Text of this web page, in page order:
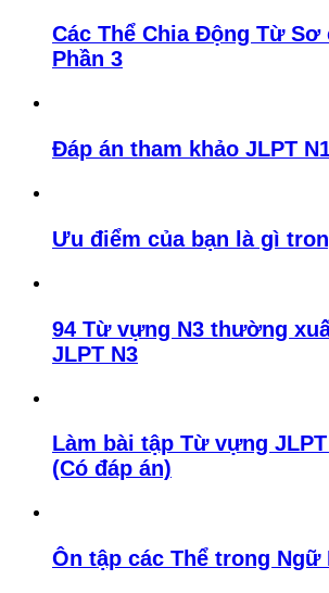
Các Thể Chia Động Từ Sơ
Phần 3
Đáp án tham khảo JLPT
Ưu điểm của bạn là gì
94 Từ vựng N3 thường
JLPT N3
Làm bài tập Từ vựng
(Có đáp án)
Ôn tập các Thể trong Ngữ